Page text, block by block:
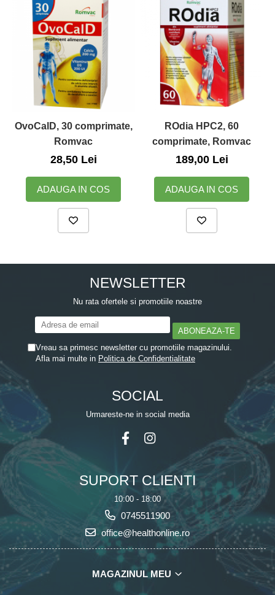
OvoCalD, 30 comprimate,
Romvac
28,50 Lei
ADAUGA IN COS
ROdia HPC2, 60
comprimate, Romvac
189,00 Lei
ADAUGA IN COS
NEWSLETTER
Nu rata ofertele si promotiile noastre
Vreau sa primesc newsletter cu promotiile magazinului.
Afla mai multe in Politica de Confidentialitate
SOCIAL
Urmareste-ne in social media
SUPORT CLIENTI
10:00 - 18:00
0745511900
office@healthonline.ro
MAGAZINUL MEU